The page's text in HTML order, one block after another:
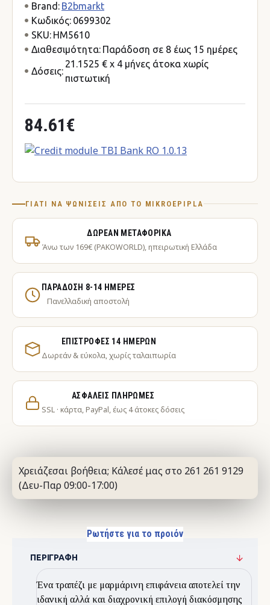
84.61€
Brand: B2bmarkt
Κωδικός: 0699302
SKU: HM5610
Διαθεσιμότητα: Παράδοση σε 8 έως 15 ημέρες
Δόσεις:
21.1525 € x 4 μήνες άτοκα χωρίς
πιστωτική
ΓΙΑΤΊ ΝΑ ΨΩΝΊΣΕΙΣ ΑΠΌ ΤΟ MIKROEPIPLA
ΔΩΡΕΆΝ ΜΕΤΑΦΟΡΙΚΆ
Άνω των 169€ (PAKOWORLD), ηπειρωτική Ελλάδα
ΠΑΡΆΔΟΣΗ 8-14 ΗΜΈΡΕΣ
Πανελλαδική αποστολή
ΕΠΙΣΤΡΟΦΈΣ 14 ΗΜΕΡΏΝ
Δωρεάν & εύκολα, χωρίς ταλαιπωρία
ΑΣΦΑΛΕΊΣ ΠΛΗΡΩΜΈΣ
SSL · κάρτα, PayPal, έως 4 άτοκες δόσεις
Χρειάζεσαι βοήθεια; Κάλεσέ μας στο 261 261 9129
(Δευ-Παρ 09:00-17:00)
Ρωτήστε για το προιόν
ΠΕΡΙΓΡΑΦΉ
Ένα τραπέζι με μαρμάρινη επιφάνεια αποτελεί την
ιδανική αλλά και διαχρονική επιλογή διακόσμησης